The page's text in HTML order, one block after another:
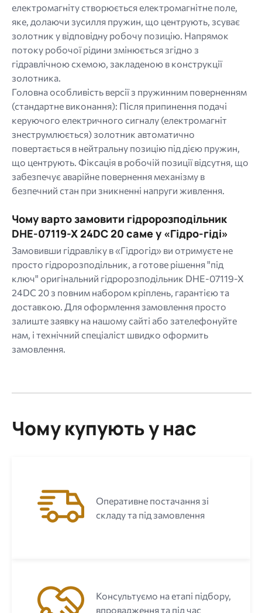
електромагніту створюється електромагнітне поле,
яке, долаючи зусилля пружин, що центрують, зсуває
золотник у відповідну робочу позицію. Напрямок
потоку робочої рідини змінюється згідно з
гідравлічною схемою, закладеною в конструкції
золотника.
Головна особливість версії з пружинним поверненням
(стандартне виконання): Після припинення подачі
керуючого електричного сигналу (електромагніт
знеструмлюється) золотник автоматично
повертається в нейтральну позицію під дією пружин,
що центрують. Фіксація в робочій позиції відсутня, що
забезпечує аварійне повернення механізму в
безпечний стан при зникненні напруги живлення.
Чому варто замовити гідророзподільник
DHE-07119-X 24DC 20 саме у «Гідро-гіді»
Замовивши гідравліку в «Гідрогід» ви отримуєте не
просто гідророзподільник, а готове рішення "під
ключ" оригінальний гідророзподільник DHE-07119-X
24DC 20 з повним набором кріплень, гарантією та
доставкою. Для оформлення замовлення просто
залиште заявку на нашому сайті або зателефонуйте
нам, і технічний спеціаліст швидко оформить
замовлення.
Чому купують у нас
Оперативне постачання зі
складу та під замовлення
Консультуємо на етапі підбору,
впровадження та під час